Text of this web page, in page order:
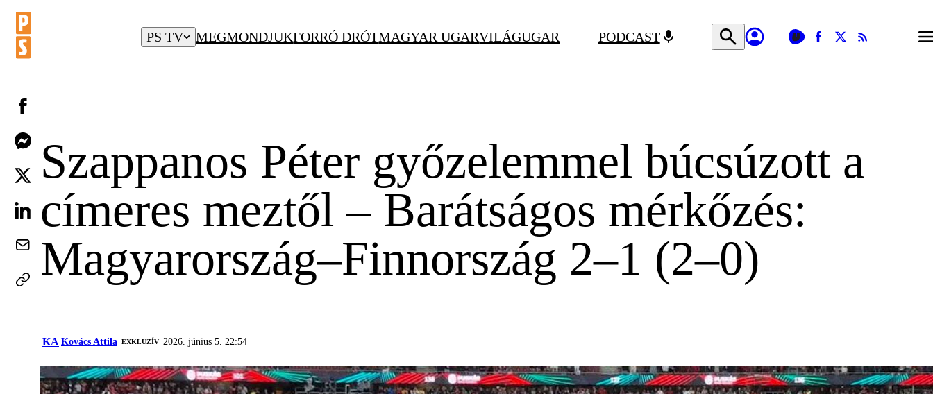
PS TV MEGMONDJUKFORRÓ DRÓTMAGYAR UGARVILÁGUGAR PODCAST
Szappanos Péter győzelemmel búcsúzott a
címeres meztől – Barátságos mérkőzés:
Magyarország–Finnország 2–1 (2–0)
KA Kovács Attila EXKLUZÍV 2026. június 5. 22:54